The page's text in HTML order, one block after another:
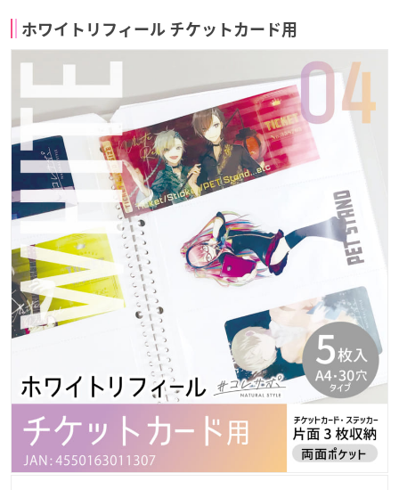
ホワイトリフィール チケットカード用